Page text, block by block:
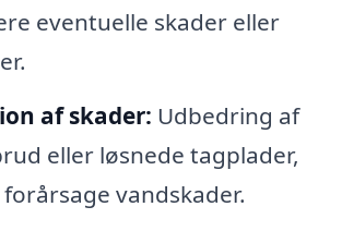
eventuelle skader eller
af skader: Udbedring af
eller løsnede tagplader,
vandskader.